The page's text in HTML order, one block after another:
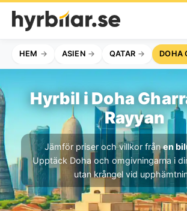
HEM ASIEN QATAR DOHA
Hyrbil i Doha
Rayyan
Jämför priser och villkor frånen
Upptäck Doha och omgivningarna i
utan krångel vid